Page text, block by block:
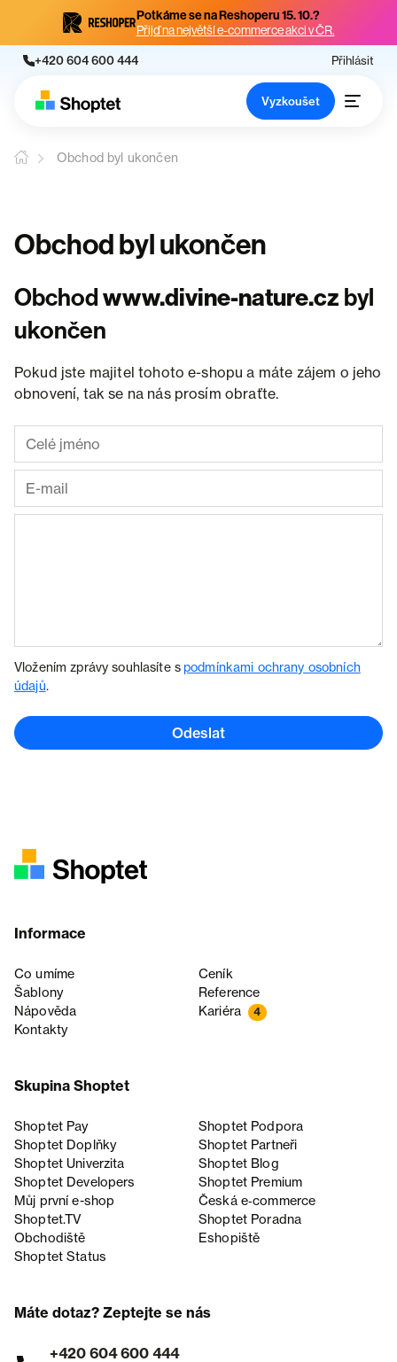
Potkáme se na Reshoperu 15. 10.?
Přijď na největší e-commerce akci v ČR.
+420 604 600 444 Přihlásit
Vyzkoušet
Obchod byl ukončen
Obchod byl ukončen
Obchodwww.divine-nature.cz byl
ukončen
Pokud jste majitel tohoto e-shopu a máte zájem o jeho
obnovení, tak se na nás prosím obraťte.
Vložením zprávy souhlasíte spodmínkami ochrany osobních
údajů.
Odeslat
Informace
Co umíme
Ceník
Šablony
Reference
Nápověda
Kariéra 4
Kontakty
Skupina Shoptet
Shoptet Pay
Shoptet Podpora
Shoptet Doplňky
Shoptet Partneři
Shoptet Univerzita
Shoptet Blog
Shoptet Developers
Shoptet Premium
Můj první e-shop
Česká e‑commerce
Shoptet.TV
Shoptet Poradna
Obchodiště
Eshopiště
Shoptet Status
Máte dotaz? Zeptejte se nás
+420 604 600 444